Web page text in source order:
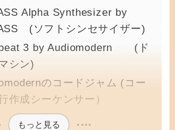
Alpha Synthesizer by
(ソフトシンセサイザー)
3 by Audiomodern (ド
シン)
のコードジャム (コー
作成シーケンサー）
もっと見る